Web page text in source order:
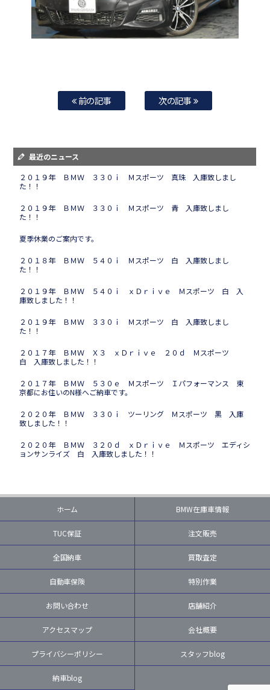
前の記事 次の記事
最近のニュース
２０１９年 ＢＭＷ ３３０ｉ Ｍスポーツ 真珠 入庫致しまし
た！！
２０１９年 ＢＭＷ ３３０ｉ Ｍスポーツ 青 入庫致しまし
た！！
夏季休業のご案内です。
２０１８年 ＢＭＷ ５４０ｉ Ｍスポーツ 白 入庫致しまし
た！！
２０１９年 ＢＭＷ ５４０ｉ ｘＤｒｉｖｅ Ｍスポーツ 白 入
庫致しました！！
２０１９年 ＢＭＷ ３３０ｉ Ｍスポーツ 白 入庫致しまし
た！！
２０１７年 ＢＭＷ Ｘ３ ｘＤｒｉｖｅ ２０ｄ Ｍスポーツ
白 入庫致しました！！
２０１７年 ＢＭＷ ５３０ｅ Ｍスポーツ Ｉパフォーマンス 東
京都にお住いのN様へご納車です。
２０２０年 ＢＭＷ ３３０ｉ ツーリング Ｍスポーツ 黒 入庫
致しました！！
２０２０年 ＢＭＷ ３２０ｄ ｘＤｒｉｖｅ Ｍスポーツ エディシ
ョンサンライズ 白 入庫致しました！！
ホーム BMW在庫車情報
TUC保証 注文販売
全国納車 買取査定
自動車保険 特別作業
お問い合わせ 店舗紹介
アクセスマップ 会社概要
プライバシーポリシー スタッフblog
納車blog